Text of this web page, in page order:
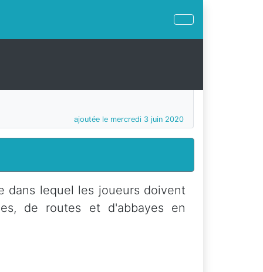
ajoutée le mercredi 3 juin 2020
dans lequel les joueurs doivent
de routes et d'abbayes en